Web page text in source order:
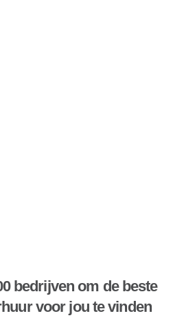
bedrijven om de beste
voor jou te vinden